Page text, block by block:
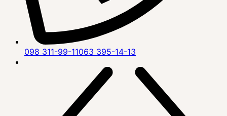
098 311-99-11063 395-14-13